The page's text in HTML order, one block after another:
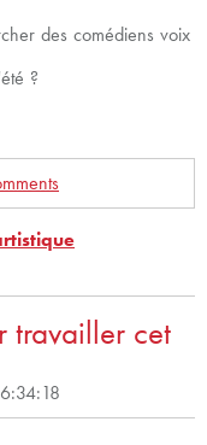
des comédiens voix
?
travailler cet